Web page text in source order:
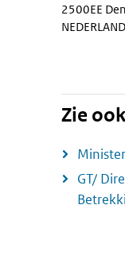
2500EE
NEDERLAND
Zie
GT/